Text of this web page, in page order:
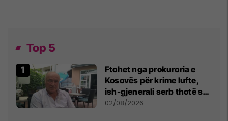
Top 5
Ftohet nga prokuroria e
Kosovës për krime lufte,
ish-gjenerali serb thotë se
dikush e tradhtoi në
02/08/2026